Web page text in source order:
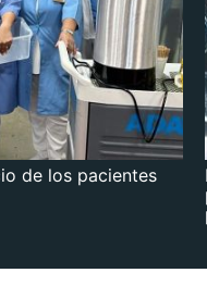
de los pacientes